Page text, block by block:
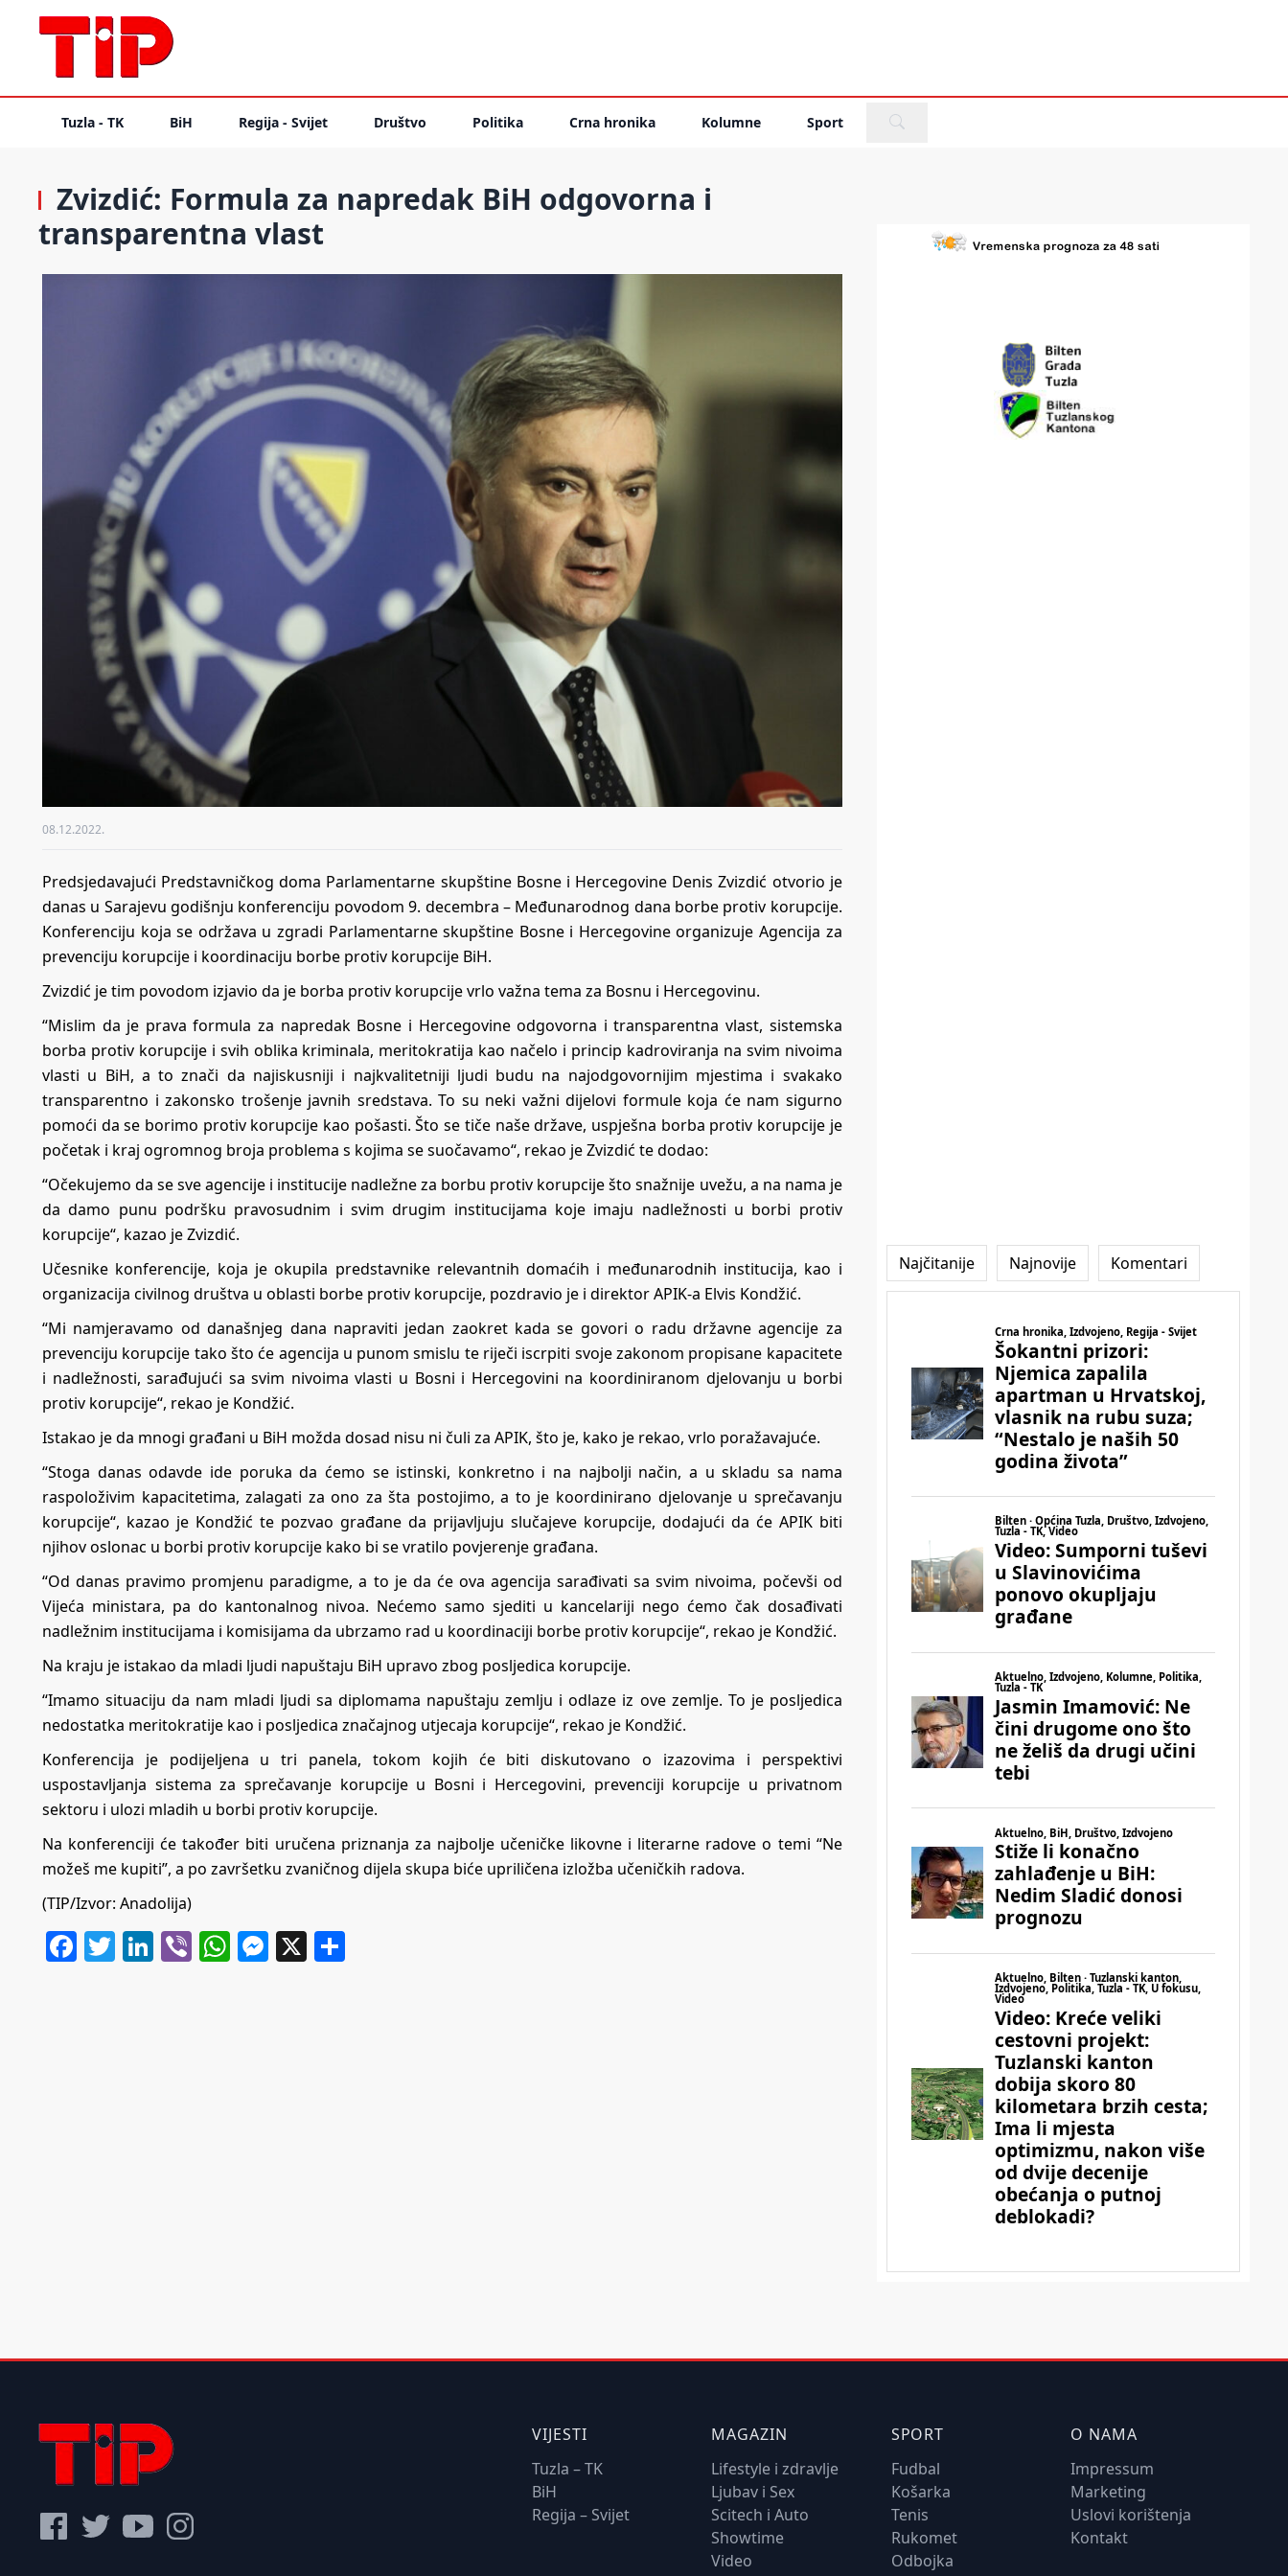
Tuzla - TK BiH Regija - Svijet Društvo Politika Crna hronika Kolumne Sport
Zvizdić: Formula za napredak BiH odgovorna i
transparentna vlast
08.12.2022.
Predsjedavajući Predstavničkog doma Parlamentarne skupštine Bosne i Hercegovine Denis Zvizdić otvorio je
danas u Sarajevu godišnju konferenciju povodom 9. decembra – Međunarodnog dana borbe protiv korupcije.
Konferenciju koja se održava u zgradi Parlamentarne skupštine Bosne i Hercegovine organizuje Agencija za
prevenciju korupcije i koordinaciju borbe protiv korupcije BiH.
Zvizdić je tim povodom izjavio da je borba protiv korupcije vrlo važna tema za Bosnu i Hercegovinu.
“Mislim da je prava formula za napredak Bosne i Hercegovine odgovorna i transparentna vlast, sistemska
borba protiv korupcije i svih oblika kriminala, meritokratija kao načelo i princip kadroviranja na svim nivoima
vlasti u BiH, a to znači da najiskusniji i najkvalitetniji ljudi budu na najodgovornijim mjestima i svakako
transparentno i zakonsko trošenje javnih sredstava. To su neki važni dijelovi formule koja će nam sigurno
pomoći da se borimo protiv korupcije kao pošasti. Što se tiče naše države, uspješna borba protiv korupcije je
početak i kraj ogromnog broja problema s kojima se suočavamo“, rekao je Zvizdić te dodao:
“Očekujemo da se sve agencije i institucije nadležne za borbu protiv korupcije što snažnije uvežu, a na nama je
da damo punu podršku pravosudnim i svim drugim institucijama koje imaju nadležnosti u borbi protiv
korupcije“, kazao je Zvizdić.
Učesnike konferencije, koja je okupila predstavnike relevantnih domaćih i međunarodnih institucija, kao i
organizacija civilnog društva u oblasti borbe protiv korupcije, pozdravio je i direktor APIK-a Elvis Kondžić.
“Mi namjeravamo od današnjeg dana napraviti jedan zaokret kada se govori o radu državne agencije za
prevenciju korupcije tako što će agencija u punom smislu te riječi iscrpiti svoje zakonom propisane kapacitete
i nadležnosti, sarađujući sa svim nivoima vlasti u Bosni i Hercegovini na koordiniranom djelovanju u borbi
protiv korupcije“, rekao je Kondžić.
Istakao je da mnogi građani u BiH možda dosad nisu ni čuli za APIK, što je, kako je rekao, vrlo poražavajuće.
“Stoga danas odavde ide poruka da ćemo se istinski, konkretno i na najbolji način, a u skladu sa nama
raspoloživim kapacitetima, zalagati za ono za šta postojimo, a to je koordinirano djelovanje u sprečavanju
korupcije“, kazao je Kondžić te pozvao građane da prijavljuju slučajeve korupcije, dodajući da će APIK biti
njihov oslonac u borbi protiv korupcije kako bi se vratilo povjerenje građana.
“Od danas pravimo promjenu paradigme, a to je da će ova agencija sarađivati sa svim nivoima, počevši od
Vijeća ministara, pa do kantonalnog nivoa. Nećemo samo sjediti u kancelariji nego ćemo čak dosađivati
nadležnim institucijama i komisijama da ubrzamo rad u koordinaciji borbe protiv korupcije“, rekao je Kondžić.
Na kraju je istakao da mladi ljudi napuštaju BiH upravo zbog posljedica korupcije.
“Imamo situaciju da nam mladi ljudi sa diplomama napuštaju zemlju i odlaze iz ove zemlje. To je posljedica
nedostatka meritokratije kao i posljedica značajnog utjecaja korupcije“, rekao je Kondžić.
Konferencija je podijeljena u tri panela, tokom kojih će biti diskutovano o izazovima i perspektivi
uspostavljanja sistema za sprečavanje korupcije u Bosni i Hercegovini, prevenciji korupcije u privatnom
sektoru i ulozi mladih u borbi protiv korupcije.
Na konferenciji će također biti uručena priznanja za najbolje učeničke likovne i literarne radove o temi “Ne
možeš me kupiti”, a po završetku zvaničnog dijela skupa biće upriličena izložba učeničkih radova.
(TIP/Izvor: Anadolija)
Facebook
Twitter
LinkedIn
ViberWhatsApp
Messenger
X
Najčitanije Najnovije Komentari
VIJESTI
Tuzla – TK
BiH
Regija – Svijet
MAGAZIN
Lifestyle i zdravlje
Ljubav i Sex
Scitech i Auto
Showtime
Video
SPORT
Fudbal
Košarka
Tenis
Rukomet
Odbojka
O NAMA
Impressum
Marketing
Uslovi korištenja
Kontakt